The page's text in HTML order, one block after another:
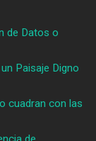
de Datos o
Paisaje Digno
cuadran con las